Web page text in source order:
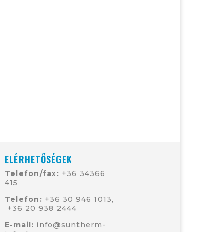
ELÉRHETŐSÉGEK
Telefon/fax: +36 34366
415
Telefon: +36 30 946 1013,
+36 20 938 2444
E-mail: info@suntherm-